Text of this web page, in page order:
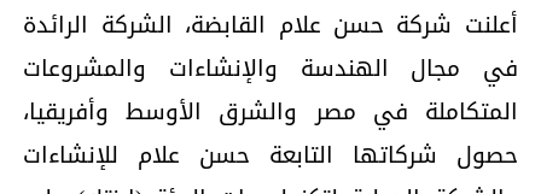
أعلنت شركة حسن علام القابضة، الشركة الرائدة
في مجال الهندسة والإنشاءات والمشروعات
المتكاملة في مصر والشرق الأوسط وأفريقيا،
حصول شركاتها التابعة حسن علام للإنشاءات